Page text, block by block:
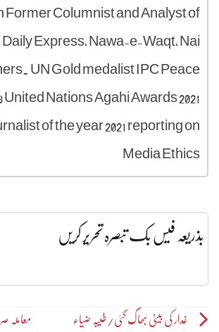
Former Columnist and Analyst of
Daily Express, Nawa-e-Waqt, Nai
UN Gold medalist IPC Peace
United Nations Agahi Awards 2021
of the year 2021 reporting on
Media Ethics
بذریعہ فیس بک تبصرہ تحریر کریں
Postغدار کی بیٹی بھاگ گئی/طیبہ ضیاء معاملہ